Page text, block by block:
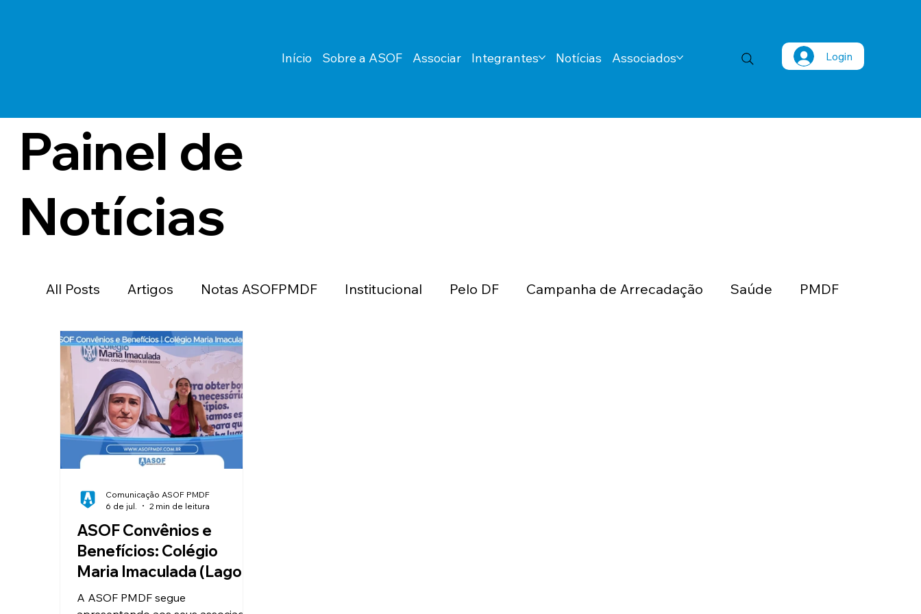
Início Sobre a ASOF Associar Integrantes Notícias Associados Login
Painel de
Notícias
All Posts Artigos Notas ASOFPMDF Institucional Pelo DF Campanha de Arrecadação Saúde PMDF
Clube de Vantagens Educação
Valorização e Reconhecimento
Reajuste Salarial Convênios
ASOF Convênios e
Benefícios: Colégio
Maria Imaculada (Lago
Sul)
A ASOF PMDF segue
Comunicação ASOF PMDF
6 de jul.
2 min de leitura